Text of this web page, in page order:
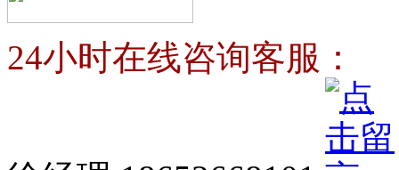
24小时在线咨询客服：